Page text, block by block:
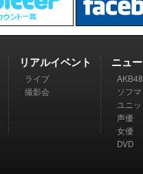
リアルイベント
ライブ
撮影会
ニュ
AKB48
ソフ
ユニ
声優
女優
DVD